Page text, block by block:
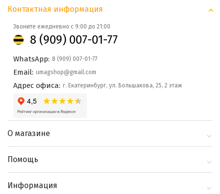
Контактная информация
Звоните ежедневно с 9:00 до 21:00
8 (909) 007-01-77
WhatsApp: 8 (909) 007-01-77
Email: umagshop@gmail.com
Адрес офиса: г. Екатеринбург, ул. Большакова, 25, 2 этаж
О магазине
Блог
Помощь
Информация